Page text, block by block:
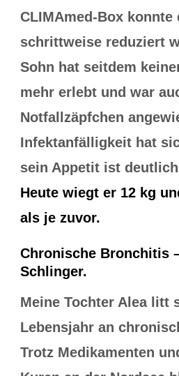
CLIMAmed-Box konnte
schrittweise reduziert
Sohn hat seitdem
mehr erlebt und war
Notfallzäpfchen
Infektanfälligkeit hat
sein Appetit ist
Heute wiegt er 12 kg
als je zuvor.
Chronische Bronchitis
Schlinger.
Meine Tochter Alea litt
Lebensjahr an
Trotz Medikamenten